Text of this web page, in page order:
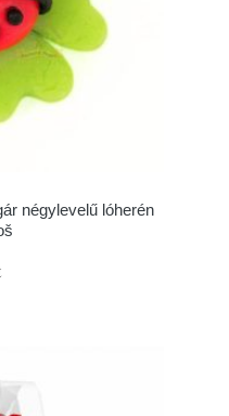
négylevelű lóherén